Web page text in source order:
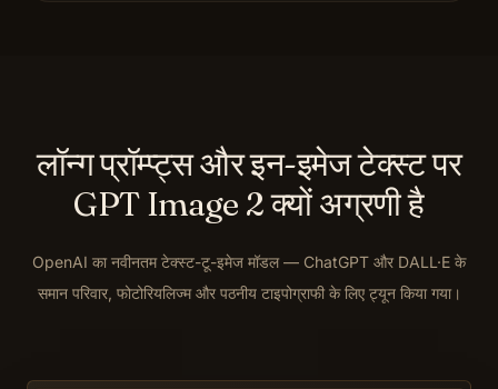
लॉन्ग प्रॉम्प्ट्स और इन-इमेज टेक्स्ट पर
GPT Image 2 क्यों अग्रणी है
OpenAI का नवीनतम टेक्स्ट-टू-इमेज मॉडल — ChatGPT और DALL·E के
समान परिवार, फोटोरियलिज्म और पठनीय टाइपोग्राफी के लिए ट्यून किया गया।